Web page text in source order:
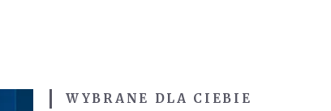
WYBRANE DLA CIEBIE